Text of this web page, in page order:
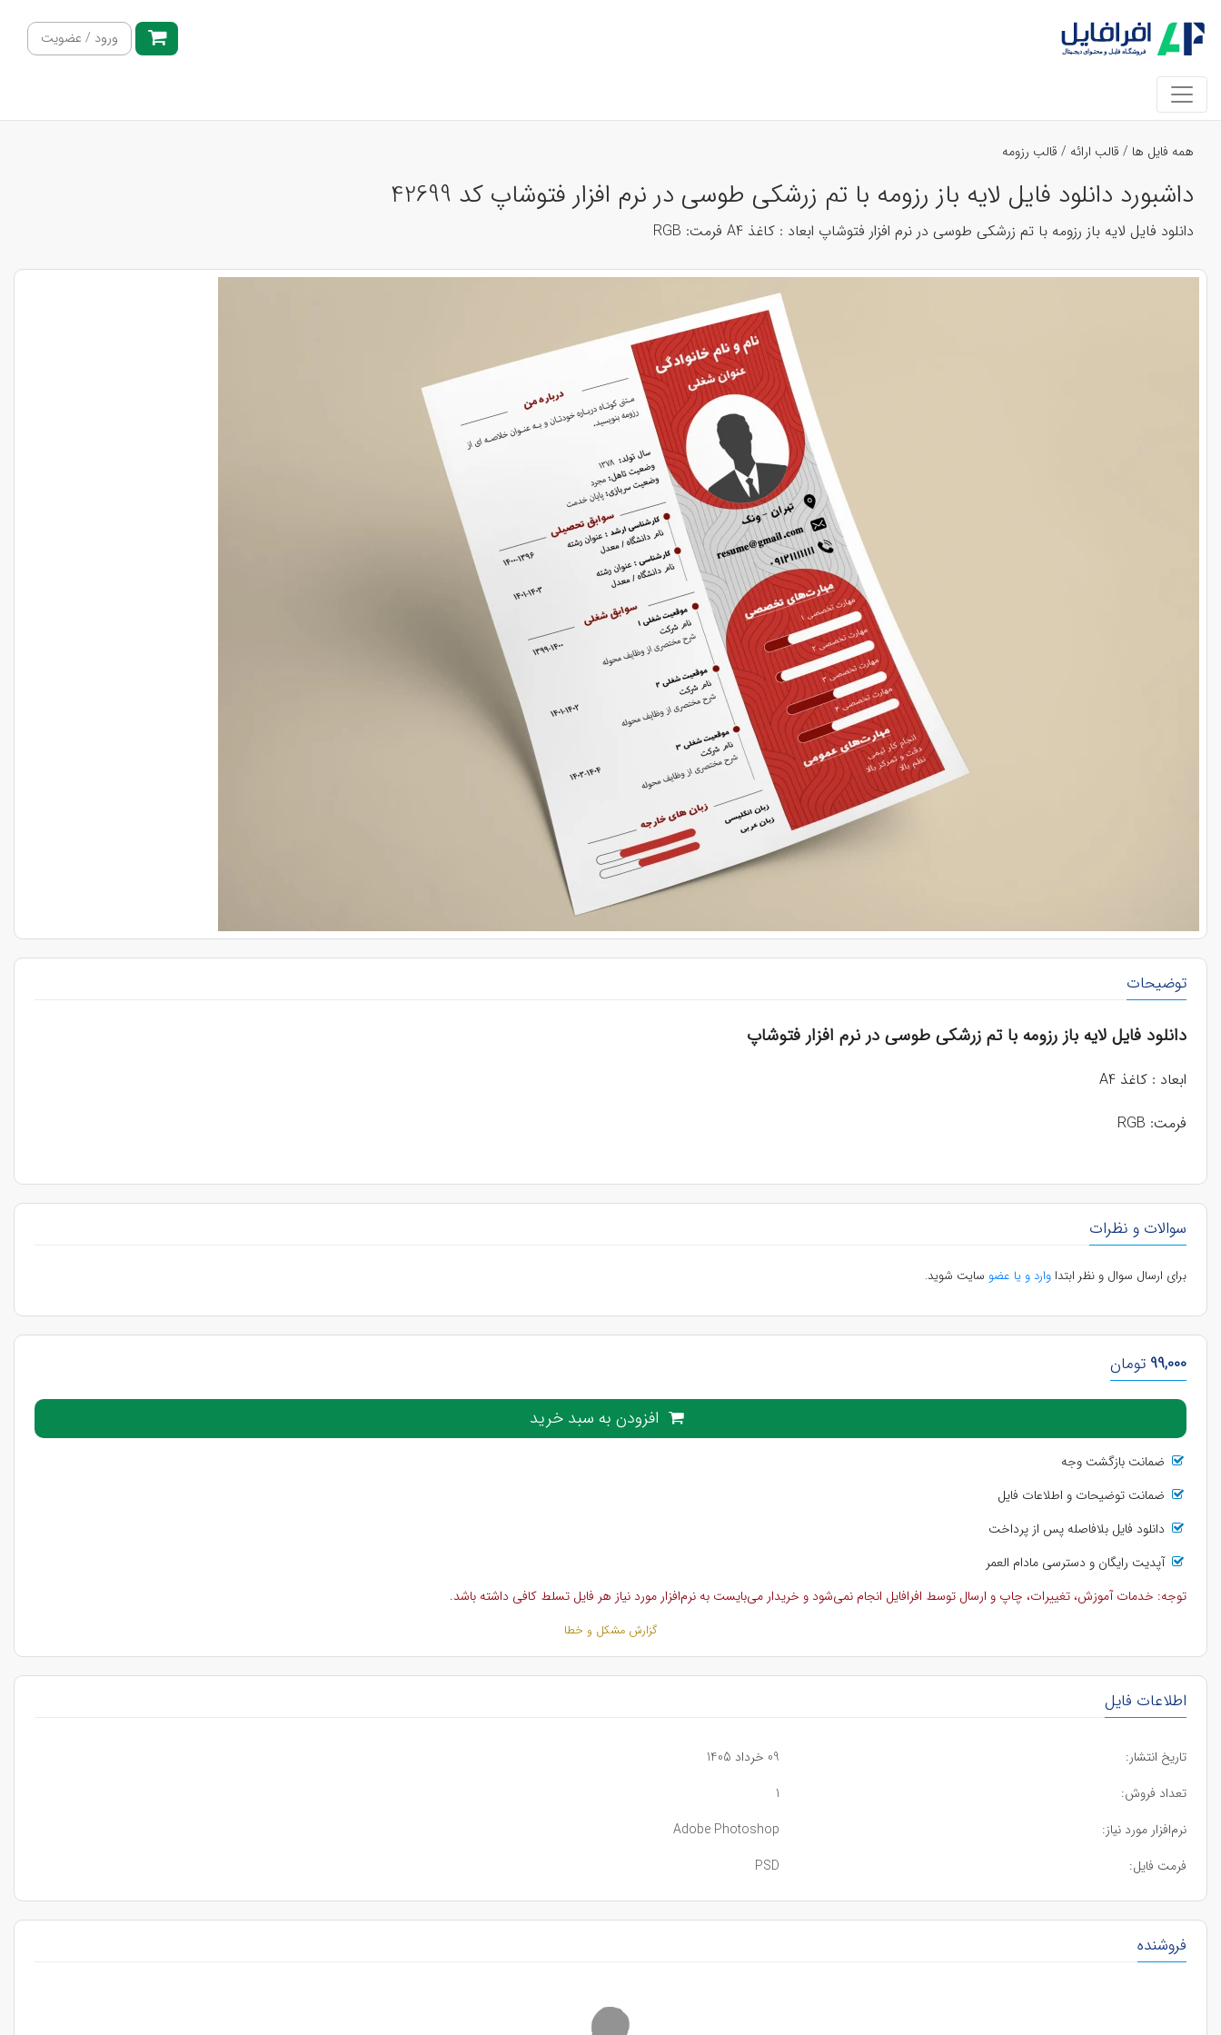
ورود / عضویت
همه فایل ها / قالب ارائه / قالب رزومه
داشبورد دانلود فایل لایه باز رزومه با تم زرشکی طوسی در نرم افزار فتوشاپ کد 42699
دانلود فایل لایه باز رزومه با تم زرشکی طوسی در نرم افزار فتوشاپ ابعاد : کاغذ A4 فرمت: RGB
توضیحات
دانلود فایل لایه باز رزومه با تم زرشکی طوسی در نرم افزار فتوشاپ
ابعاد : کاغذ A4
فرمت: RGB
سوالات و نظرات
برای ارسال سوال و نظر ابتداوارد و یا عضو سایت شوید.
99,000 تومان
افزودن به سبد خرید
ضمانت بازگشت وجه
ضمانت توضیحات و اطلاعات فایل
دانلود فایل بلافاصله پس از پرداخت
آپدیت رایگان و دسترسی مادام العمر
توجه: خدمات آموزش، تغییرات، چاپ و ارسال توسط افرافایل انجام نمی‌شود و خریدار می‌بایست به نرم‌افزار مورد نیاز هر فایل تسلط کافی داشته باشد.
گزارش مشکل و خطا
اطلاعات فایل
تاریخ انتشار:
09 خرداد 1405
تعداد فروش:
1
نرم‌افزار مورد نیاز:
Adobe Photoshop
فرمت فایل:
PSD
فروشنده